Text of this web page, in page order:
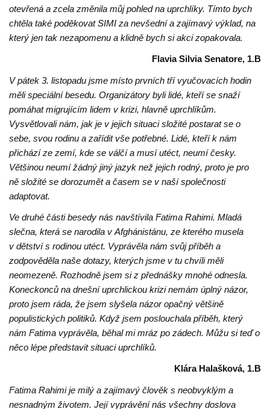
otevřená a zcela změnila můj pohled na uprchlíky. Tímto bych
chtěla také poděkovat SIMI za nevšední a zajímavý výklad, na
který jen tak nezapomenu a klidně bych si akci zopakovala.
Flavia Silvia Senatore, 1.B
V pátek 3. listopadu jsme místo prvních tří vyučovacích hodin
měli speciální besedu. Organizátory byli lidé, kteří se snaží
pomáhat migrujícím lidem v krizi, hlavně uprchlíkům.
Vysvětlovali nám, jak je v jejich situaci složité postarat se o
sebe, svou rodinu a zařídit vše potřebné. Lidé, kteří k nám
přichází ze zemí, kde se válčí a musí utéct, neumí česky.
Většinou neumí žádný jiný jazyk než jejich rodný, proto je pro
ně složité se dorozumět a časem se v naší společnosti
adaptovat.
Ve druhé části besedy nás navštívila Fatima Rahimi. Mladá
slečna, která se narodila v Afghánistánu, ze kterého musela
v dětství s rodinou utéct. Vyprávěla nám svůj příběh a
zodpověděla naše dotazy, kterých jsme v tu chvíli měli
neomezeně. Rozhodně jsem si z přednášky mnohé odnesla.
Koneckonců na dnešní uprchlickou krizi nemám úplný názor,
proto jsem ráda, že jsem slyšela názor opačný většině
populistických politiků. Když jsem poslouchala příběh, který
nám Fatima vyprávěla, běhal mi mráz po zádech. Můžu si teď o
něco lépe představit situaci uprchlíků.
Klára Halašková, 1.B
Fatima Rahimi je milý a zajímavý člověk s neobvyklým a
nesnadným životem. Její vyprávění nás všechny doslova